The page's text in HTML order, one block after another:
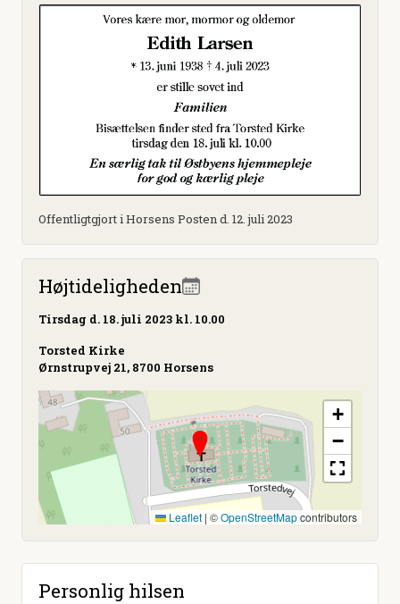
Offentligtgjort i Horsens Posten d. 12. juli 2023
Højtideligheden
Tirsdag d. 18. juli 2023 kl. 10.00
Torsted Kirke
Ørnstrupvej 21, 8700 Horsens
+
−
Leaflet | ©OpenStreetMapcontributors
Personlig hilsen